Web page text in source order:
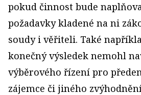
pokud činnost bude
požadavky kladené na ni
soudy i věřiteli. Také
konečný výsledek nemohl
výběrového řízení pro
zájemce či jiného